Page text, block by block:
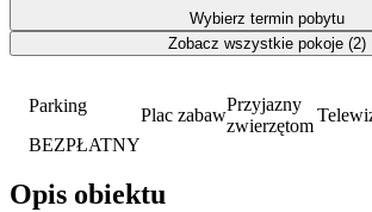
Parking
BEZPŁATNY
Plac zabaw
Przyjazny
zwierzętom
Opis obiektu
Wybierz termin pobytu
Zobacz wszystkie pokoje (2)